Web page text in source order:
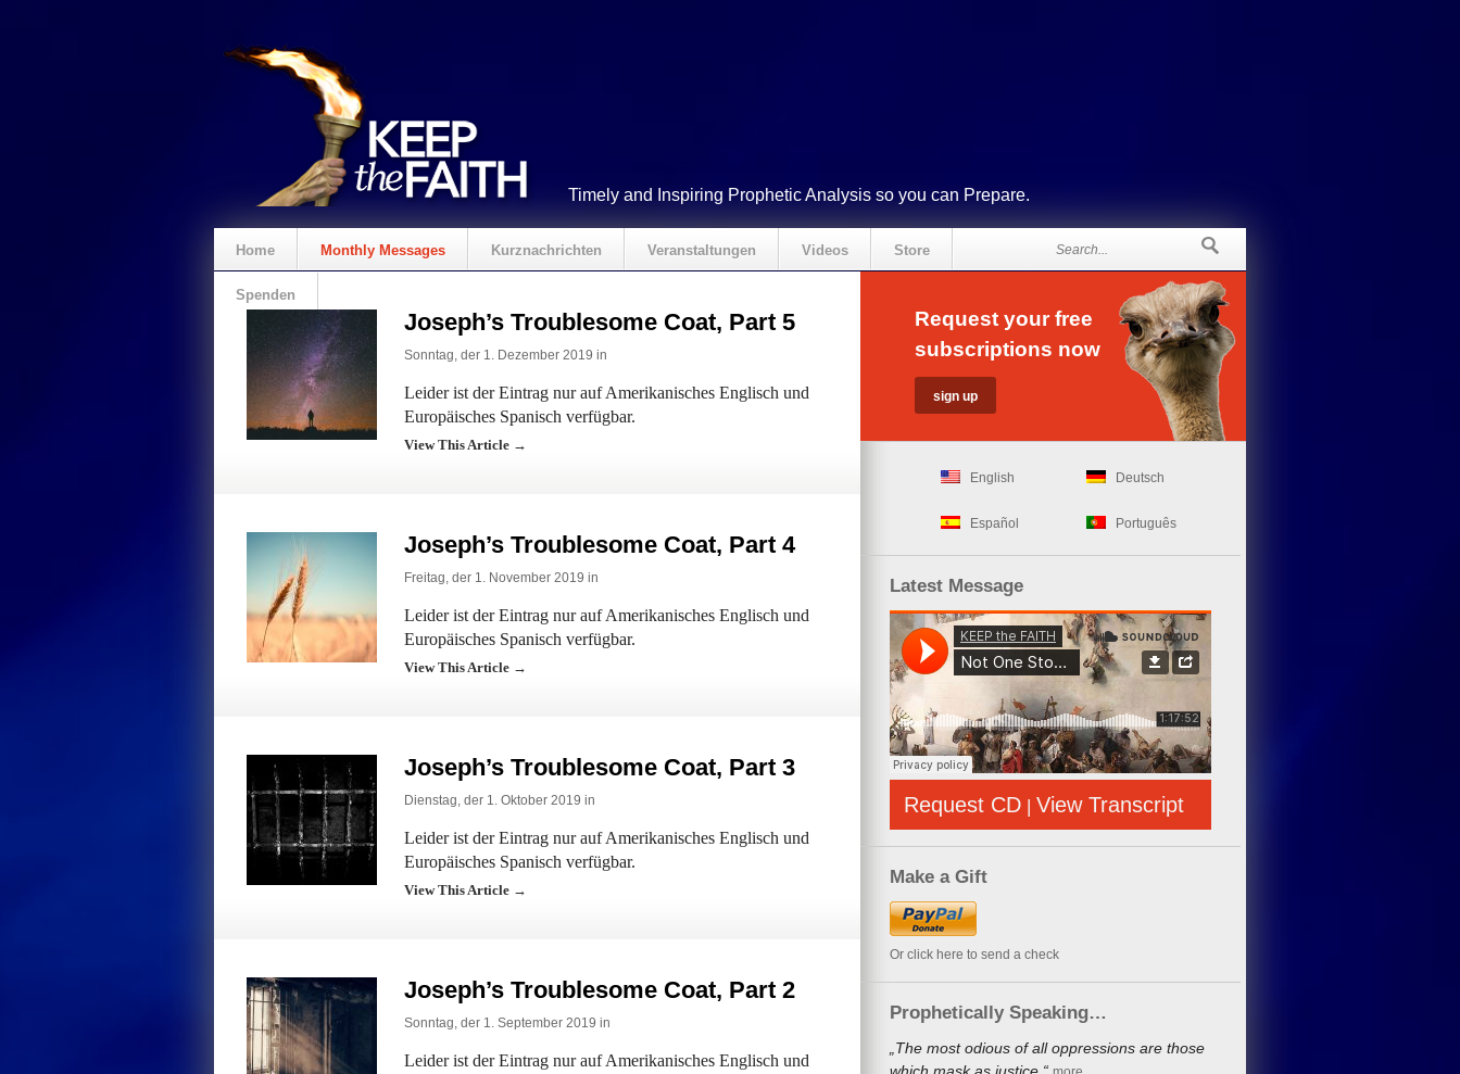
Timely and Inspiring Prophetic Analysis so you can Prepare.
Home Monthly Messages Kurznachrichten Veranstaltungen Videos Store
Spenden
Joseph’s Troublesome Coat, Part 5
Sonntag, der 1. Dezember 2019 in
Leider ist der Eintrag nur auf Amerikanisches Englisch und
Europäisches Spanisch verfügbar.
View This Article →
Joseph’s Troublesome Coat, Part 4
Freitag, der 1. November 2019 in
Leider ist der Eintrag nur auf Amerikanisches Englisch und
Europäisches Spanisch verfügbar.
View This Article →
Joseph’s Troublesome Coat, Part 3
Dienstag, der 1. Oktober 2019 in
Leider ist der Eintrag nur auf Amerikanisches Englisch und
Europäisches Spanisch verfügbar.
View This Article →
Joseph’s Troublesome Coat, Part 2
Sonntag, der 1. September 2019 in
Leider ist der Eintrag nur auf Amerikanisches Englisch und
Request your free
subscriptions now
English Deutsch
Español Português
Latest Message
Request CD | View Transcript
Make a Gift
Or click here to send a check
Prophetically Speaking…
„The most odious of all oppressions are those